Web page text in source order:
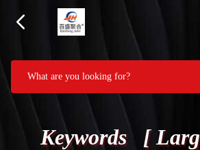
Keywords [